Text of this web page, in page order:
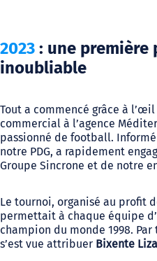
2023 : une
inoubliable
Tout a commencé grâce à l’œil
commercial à l’agence
passionné de football.
notre PDG, a rapidement
Groupe Sincrone et de notre
Le tournoi, organisé au profit
permettait à chaque équipe
champion du monde 1998.
s’est vue attribuer Bixente